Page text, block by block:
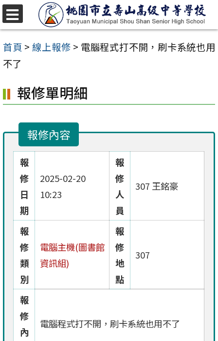
跳
至
主
要
容
區
首頁 >線上報修 > 電腦程式打不開，刷卡系統也用
不了
報修單明細
報修內容
報
修
日
期
2025-02-20
10:23
報
修
人
員
307 王銘豪
報
修
類
別
電腦主機(圖書館
資訊組)
報
修
地
點
307
報
修
內
電腦程式打不開，刷卡系統也用不了
選
單